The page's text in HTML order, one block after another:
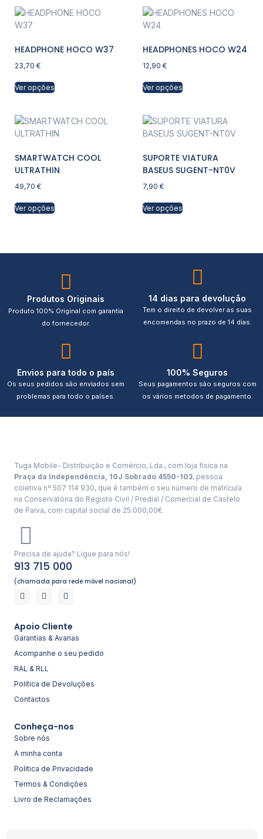
HEADPHONE HOCO W37
23,70 €
Ver opções
HEADPHONES HOCO W24
12,90 €
Ver opções
SMARTWATCH COOL
ULTRATHIN
49,70 €
Ver opções
SUPORTE VIATURA
BASEUS SUGENT-NT0V
7,90 €
Ver opções
Produtos Originais
Produto 100% Original com garantia
do fornecedor.
14 dias para devolução
Tem o direito de devolver as suas
encomendas no prazo de 14 dias.
Envios para todo o país
Os seus pedidos são enviados sem
problemas para todo o países.
100% Seguros
Seus pagamentos são seguros com
os vários metodos de pagamento.
Tuga Mobile- Distribuição e Comércio, Lda., com loja física na
Praça da Independência, 10J Sobrado 4550-103, pessoa
coletiva nº 507 114 930, que é também o seu número de matrícula
na Conservatória do Registo Civil / Predial / Comercial de Castelo
de Paiva, com capital social de 25.000,00€.
Precisa de ajuda? Ligue para nós!
913 715 000
(chamada para rede móvel nacional)
Apoio Cliente
Garantias & Avarias
Acompanhe o seu pedido
RAL & RLL
Política de Devoluções
Contactos
Conheça-nos
Sobre nós
A minha conta
Política de Privacidade
Termos & Condições
Livro de Reclamações